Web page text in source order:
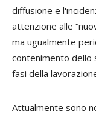
diffusione e
attenzione alle
ma ugualmente
contenimento dello
fasi della
Attualmente sono